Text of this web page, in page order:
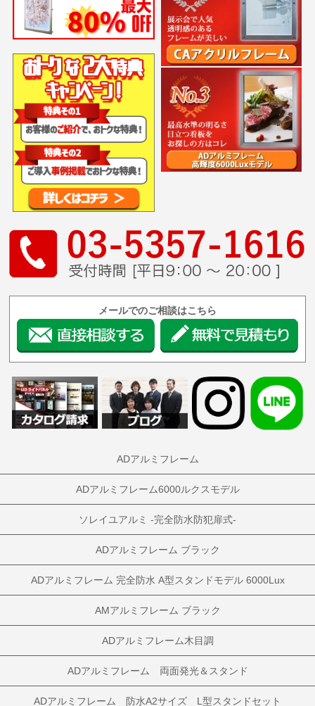
メールでのご相談はこちら
ADアルミフレーム
ADアルミフレーム6000ルクスモデル
ソレイユアルミ -完全防水防犯扉式-
ADアルミフレーム ブラック
ADアルミフレーム 完全防水 A型スタンドモデル 6000Lux
AMアルミフレーム ブラック
ADアルミフレーム木目調
ADアルミフレーム 両面発光＆スタンド
ADアルミフレーム 防水A2サイズ L型スタンドセット